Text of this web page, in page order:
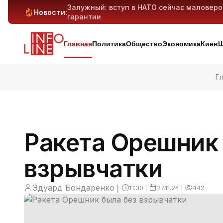
Новости:
Залужный: вступ в НАТО сейчас
гарантии
Антибиотикорезистентность у детей
Генеративный ИИ может вытеснить
Киев и область под массированным
ГлавнаяПолитикаОбществоЭкономикаКиев
Ракета
взрывчатки
Эдуард Бондаренко ❘ 11:30 ❘ 27.11.24 ❘ 442